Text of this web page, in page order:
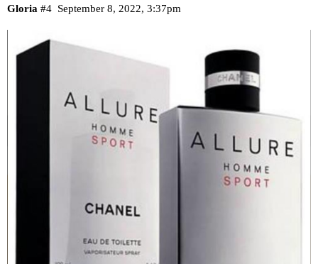
Gloria September 8, 2022, 3:37pm
#4